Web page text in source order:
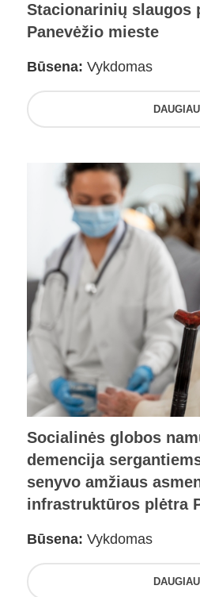
Stacionarinių slaugos
Panevėžio mieste
Būsena: Vykdomas
DAUGIAU
Socialinės globos
demencija
senyvo amžiaus
infrastruktūros plėtra
Būsena: Vykdomas
DAUGIAU